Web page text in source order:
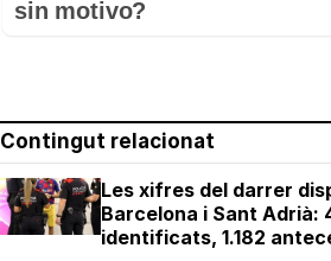
sin motivo?
Contingut relacionat
Les xifres del darrer
Barcelona i Sant Adrià:
identificats, 1.182